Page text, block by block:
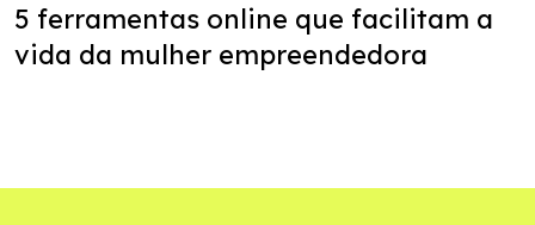
5 ferramentas online que facilitam a
vida da mulher empreendedora